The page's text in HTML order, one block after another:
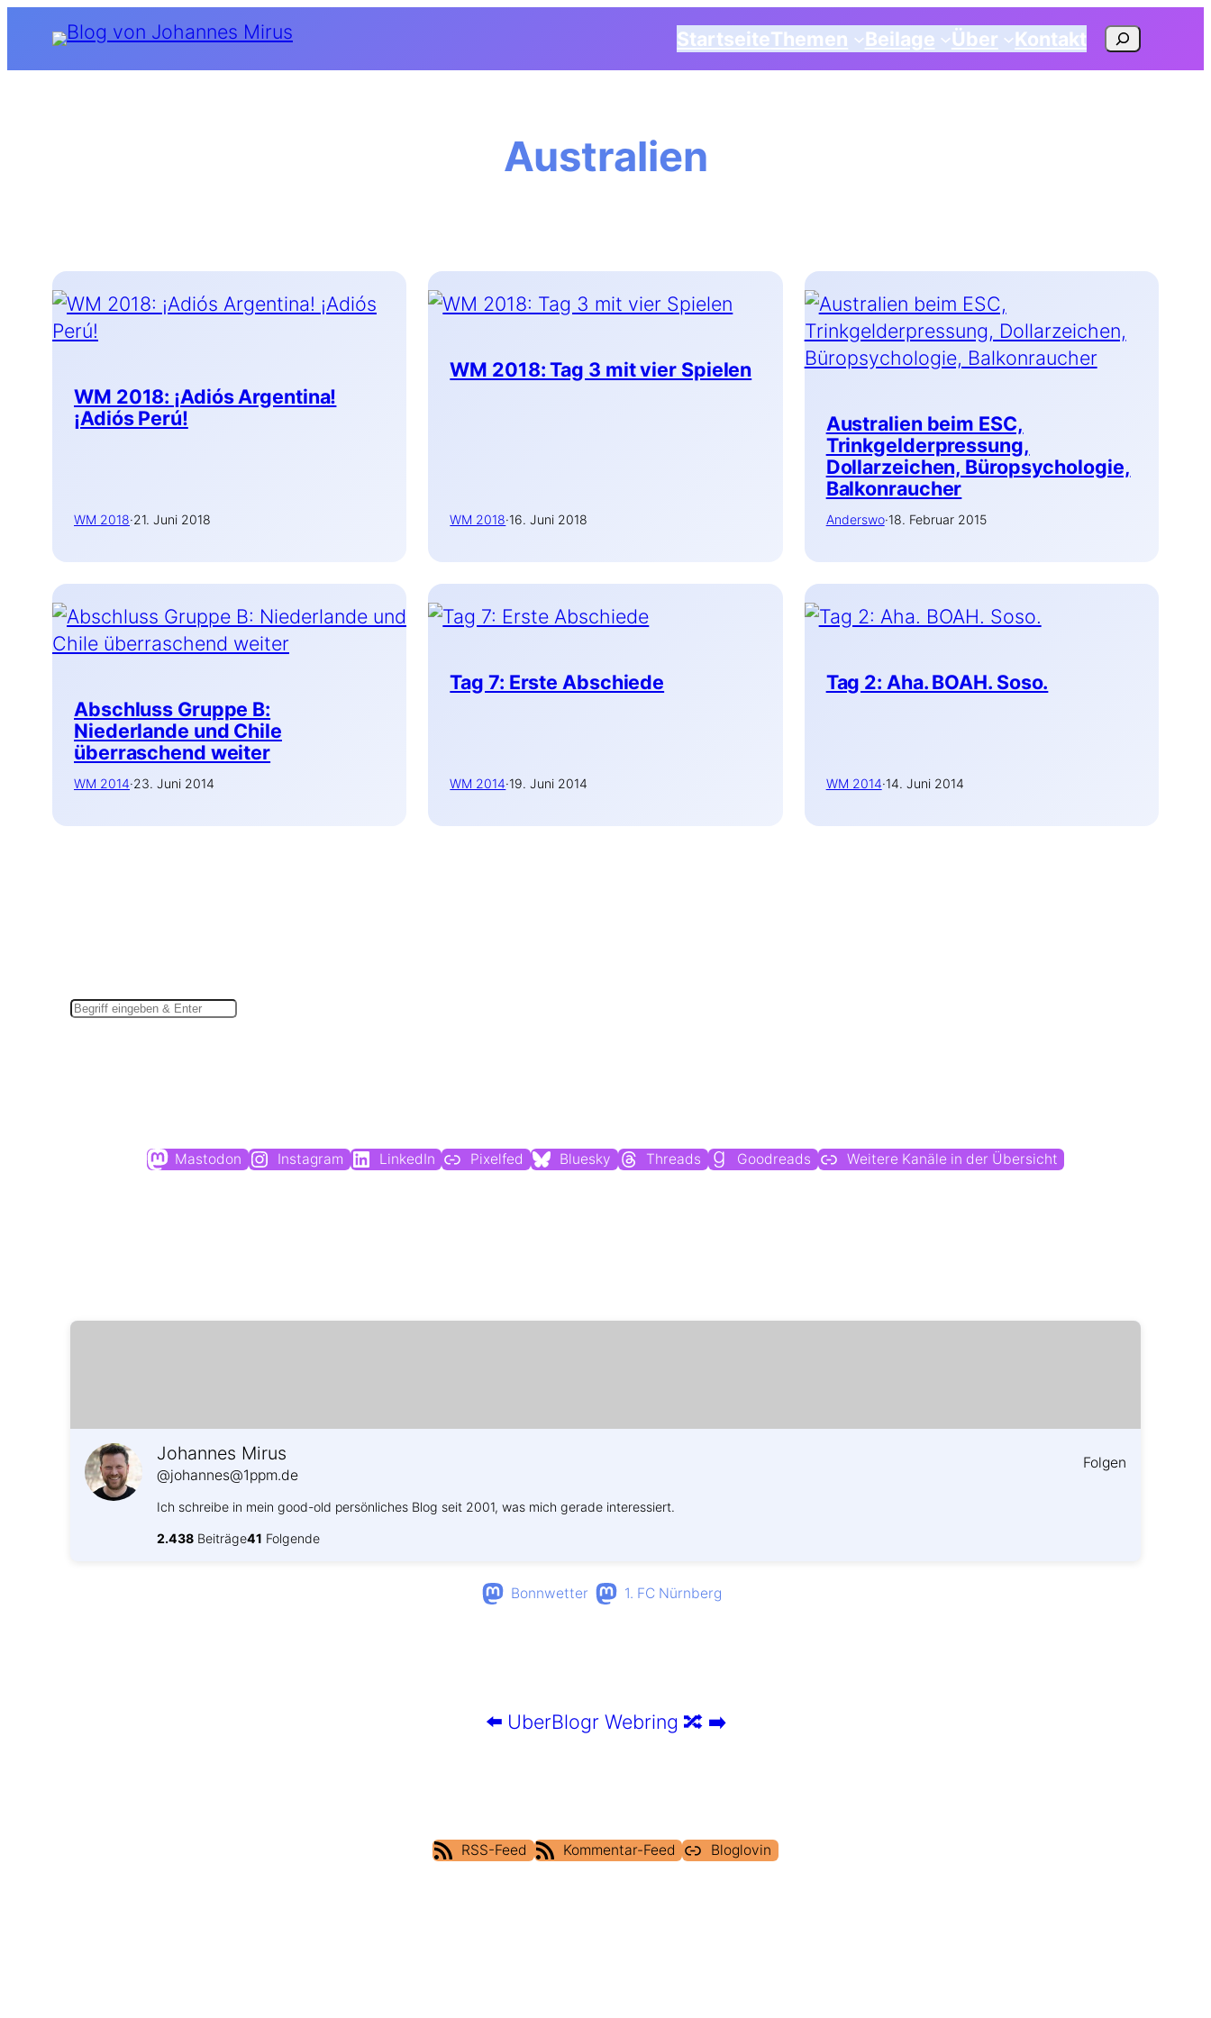
Inhalt
springen
StartseiteThemen Beilage Über Kontakt Suchen
Australien
WM 2018: ¡Adiós Argentina!
¡Adiós Perú!
WM 2018·21. Juni 2018
WM 2018: Tag 3 mit vier Spielen
WM 2018·16. Juni 2018
Australien beim ESC,
Trinkgelderpressung,
Dollarzeichen, Büropsychologie,
Balkonraucher
Anderswo·18. Februar 2015
Abschluss Gruppe B:
Niederlande und Chile
überraschend weiter
WM 2014·23. Juni 2014
Tag 7: Erste Abschiede
WM 2014·19. Juni 2014
Tag 2: Aha. BOAH. Soso.
WM 2014·14. Juni 2014
Mastodon Instagram LinkedIn Pixelfed Bluesky Threads Goodreads Weitere Kanäle in der Übersicht
Johannes Mirus
@johannes@1ppm.de
Folgen
Ich schreibe in mein good-old persönliches Blog seit 2001, was mich gerade interessiert.
2.438 Beiträge41 Folgende
Bonnwetter 1. FC Nürnberg
⬅️ UberBlogr Webring 🔀 ➡️
RSS-Feed Kommentar-Feed Bloglovin